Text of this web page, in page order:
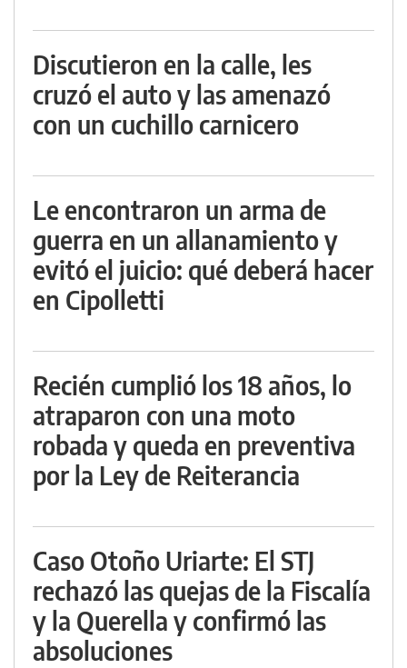
Discutieron en la calle, les
cruzó el auto y las amenazó
con un cuchillo carnicero
Le encontraron un arma de
guerra en un allanamiento y
evitó el juicio: qué deberá hacer
en Cipolletti
Recién cumplió los 18 años, lo
atraparon con una moto
robada y queda en preventiva
por la Ley de Reiterancia
Caso Otoño Uriarte: El STJ
rechazó las quejas de la Fiscalía
y la Querella y confirmó las
absoluciones